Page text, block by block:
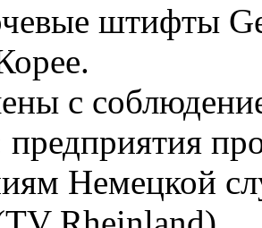
штифты
с
предприятия
Немецкой